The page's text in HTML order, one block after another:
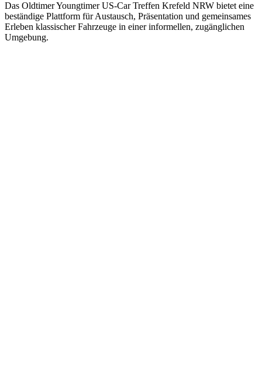
Das Oldtimer Youngtimer US-Car Treffen Krefeld NRW bietet eine
beständige Plattform für Austausch, Präsentation und gemeinsames
Erleben klassischer Fahrzeuge in einer informellen, zugänglichen
Umgebung.